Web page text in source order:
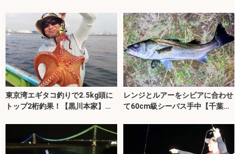
東京湾エギタコ釣りで2.5kg頭に
トップ2桁釣果！【黒川本家】新
レンジとルアーをシビアに合わせ
て60cm級シーバス手中【千葉】